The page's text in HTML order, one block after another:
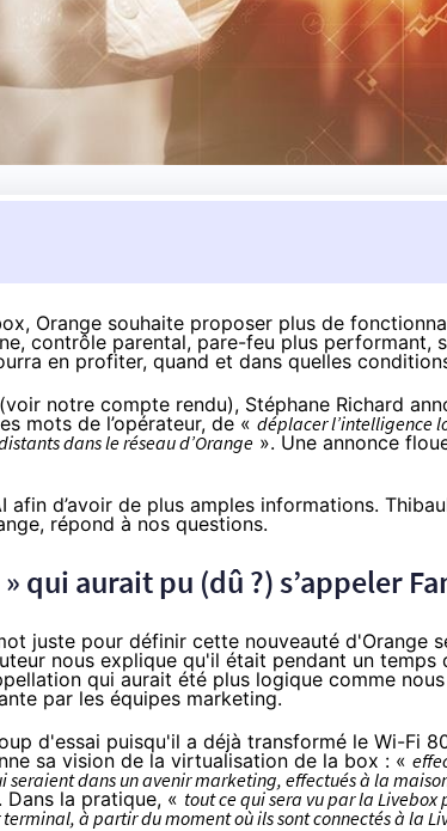
Orange souhaite proposer plus de
contrôle parental, pare-feu plus performant,
en profiter, quand et dans quelles
notre compte rendu), Stéphane Richard
mots de l’opérateur, de « déplacer l’intelligence
dans le réseau d’Orange ». Une annonce
afin d’avoir de plus amples informations.
, répond à nos questions.
qui aurait pu (dû ?) s’appeler
juste pour définir cette nouveauté d'Orange
nous explique qu'il était pendant un temps
qui aurait été plus logique comme
par les équipes marketing.
d'essai puisqu'il a déjà transformé le Wi-Fi
sa vision de la virtualisation de la box : «
seraient dans un avenir marketing, effectués à la
Dans la pratique, « tout ce qui sera vu par la Livebox
à partir du moment où ils sont connectés à la